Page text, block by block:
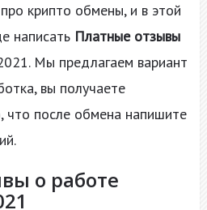
крипто обмены, и в этой
написать Платные отзывы
Мы предлагаем вариант
вы получаете
что после обмена напишите
о работе